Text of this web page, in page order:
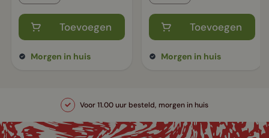
Toevoegen
Morgen in huis
Toevoegen
Morgen in huis
Voor 11.00 uur besteld, morgen in huis